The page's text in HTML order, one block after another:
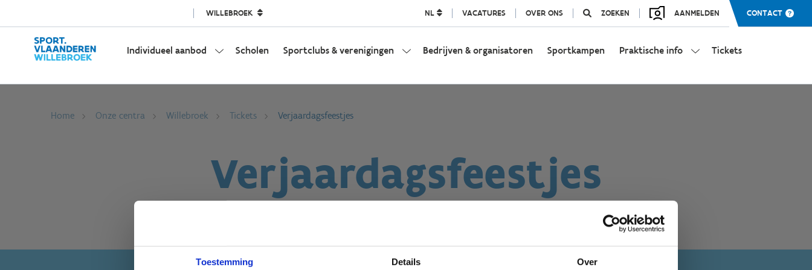
Toestemming Details Over
WILLEBROEK NL VACATURES OVER ONS ZOEKEN AANMELDEN CONTACT
Individueel aanbod Scholen Sportclubs & verenigingen Bedrijven & organisatoren Sportkampen Praktische info Tickets
Home Onze centra Willebroek Tickets Verjaardagsfeestjes
Verjaardagsfeestjes